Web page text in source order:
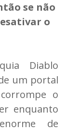
se não
o
Diablo
um portal
o
enquanto
de